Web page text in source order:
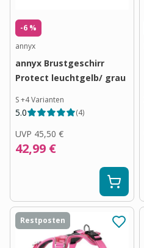
-6 %
annyx
annyx Brustgeschirr
Protect leuchtgelb/ grau
S+4Varianten
5.0 (4)
UVP 45,50 €
42,99 €
Restposten